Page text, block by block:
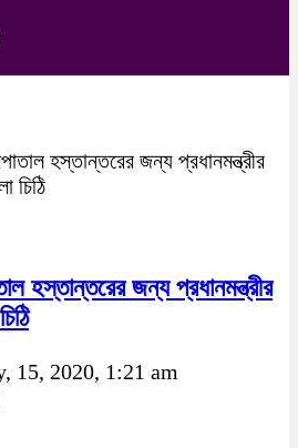
হস্তান্তরের জন্য প্রধানমন্ত্রীর
চিঠি
হস্তান্তরের জন্য প্রধানমন্ত্রীর
15, 2020, 1:21 am